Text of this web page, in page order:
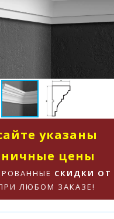
указаны
цены
СКИДКИ ОТ
ЛЮБОМ ЗАКАЗЕ!